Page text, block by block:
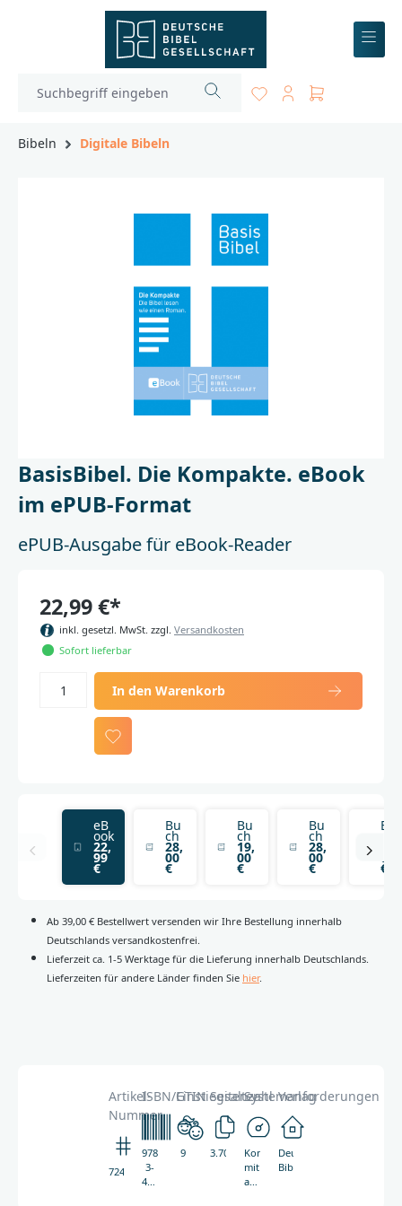
Bibeln Digitale Bibeln
BasisBibel. Die Kompakte. eBook
im ePUB-Format
ePUB-Ausgabe für eBook-Reader
22,99 €*
inkl. gesetzl. MwSt. zzgl. Versandkosten
Sofort lieferbar
In den Warenkorb
eB
ook
22,
99
€
Bu
ch
28,
00
€
Bu
ch
19,
00
€
Bu
ch
28,
00
€
Bu
ch
00
€
Ab 39,00 € Bestellwert versenden wir Ihre Bestellung innerhalb
Deutschlands versandkostenfrei.
Lieferzeit ca. 1-5 Werktage für die Lieferung innerhalb Deutschlands.
Lieferzeiten für andere Länder finden Sie hier.
Artikel-
Nummer
7245
ISBN/GTIN
978-
3-
438-
Einstiegsalter
9
Seitenzahl
3.703
Systemanforderungen
Kompatibel
mit
allen
Verlag
Deutsche
Bibelgesellschaft